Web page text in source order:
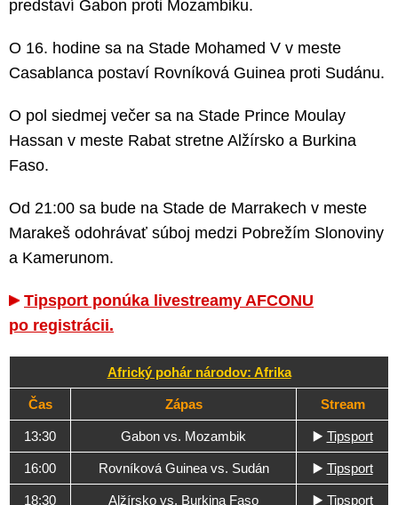
predstaví Gabon proti Mozambiku.
O 16. hodine sa na Stade Mohamed V v meste
Casablanca postaví Rovníková Guinea proti Sudánu.
O pol siedmej večer sa na Stade Prince Moulay
Hassan v meste Rabat stretne Alžírsko a Burkina
Faso.
Od 21:00 sa bude na Stade de Marrakech v meste
Marakeš odohrávať súboj medzi Pobrežím Slonoviny
a Kamerunom.
Tipsport ponúka livestreamy AFCONU
po registrácii.
Africký pohár národov: Afrika
Čas Zápas Stream
13:30 Gabon vs. Mozambik ▶️ Tipsport
16:00 Rovníková Guinea vs. Sudán ▶️ Tipsport
18:30 Alžírsko vs. Burkina Faso ▶️ Tipsport